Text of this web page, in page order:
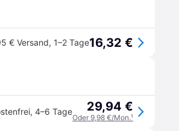
€ Versand, 1–2 Tage16,32 €
, 4–6 Tage 29,94 €
Oder 9,98 €/Mon.¹